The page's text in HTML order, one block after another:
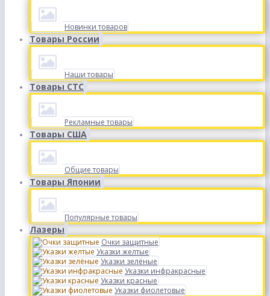
Новинки товаров
Товары России
Наши товары
Товары СТС
Рекламные товары
Товары США
Общие товары
Товары Японии
Популярные товары
Лазеры
Очки защитные
Указки желтые
Указки зелёные
Указки инфракрасные
Указки красные
Указки фиолетовые